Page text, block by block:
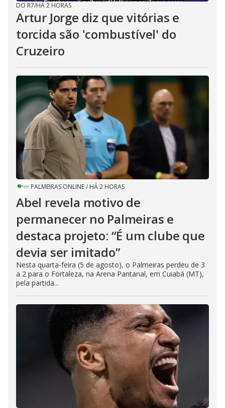
DO R7/HÁ 2 HORAS
Artur Jorge diz que vitórias e
torcida são 'combustível' do
Cruzeiro
PALMEIRAS ONLINE/ HÁ 2 HORAS
Abel revela motivo de
permanecer no Palmeiras e
destaca projeto: “É um clube que
devia ser imitado”
Nesta quarta-feira (5 de agosto), o Palmeiras perdeu de 3
a 2 para o Fortaleza, na Arena Pantanal, em Cuiabá (MT),
pela partida...